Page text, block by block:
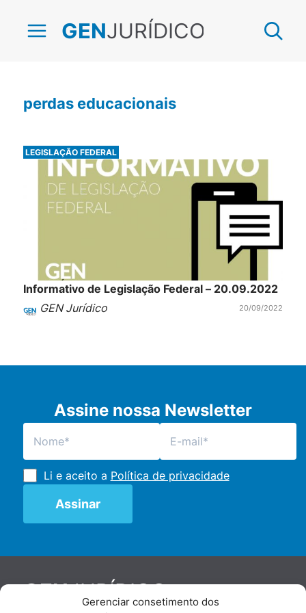
Gerenciar consetimento dos
GENJURÍDICO
perdas educacionais
LEGISLAÇÃO FEDERAL
Informativo de Legislação Federal – 20.09.2022
GEN Jurídico
20/09/2022
Assine nossa Newsletter
Li e aceito a Política de privacidade
GENJURÍDICO